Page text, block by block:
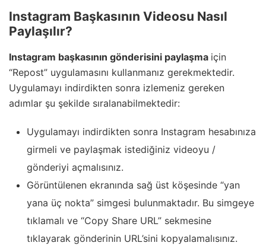
Instagram Başkasının Videosu Nasıl
Paylaşılır?
Instagram başkasının gönderisini paylaşma için
“Repost” uygulamasını kullanmanız gerekmektedir.
Uygulamayı indirdikten sonra izlemeniz gereken
adımlar şu şekilde sıralanabilmektedir:
Uygulamayı indirdikten sonra Instagram hesabınıza
girmeli ve paylaşmak istediğiniz videoyu /
gönderiyi açmalısınız.
Görüntülenen ekranında sağ üst köşesinde “yan
yana üç nokta” simgesi bulunmaktadır. Bu simgeye
tıklamalı ve “Copy Share URL” sekmesine
tıklayarak gönderinin URL’sini kopyalamalısınız.